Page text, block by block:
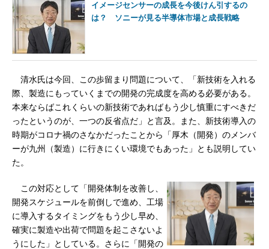
イメージセンサーの成長を今後けん引するの
は？ ソニーが見る半導体市場と成長戦略
清水氏は今回、この歩留まり問題について、「新技術を入れる
際、製造にもっていくまでの開発の完成度を高める必要がある。
本来ならばこれくらいの新技術であればもう少し慎重にすべきだ
ったというのが、一つの反省点だ」と言及。また、新技術導入の
時期がコロナ禍のさなかだったことから「厚木（開発）のメンバ
ーが九州（製造）に行きにくい環境でもあった」とも説明してい
た。
この対応として「開発体制を改善し、
開発スケジュールを前倒しで進め、工場
に導入するタイミングをもう少し早め、
確実に製造や出荷で問題を起こさないよ
うにした」としている。さらに「開発の